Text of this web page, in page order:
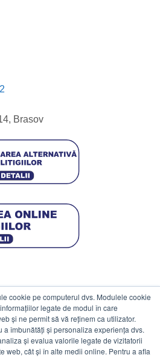
cookie pe computerul dvs. Modulele cookie
legate de modul în care
și ne permit să vă reținem ca utilizator.
a îmbunătăți și personaliza experiența dvs.
și evalua valorile legate de vizitatorii
web, cât și în alte medii online. Pentru a afla
Brasov